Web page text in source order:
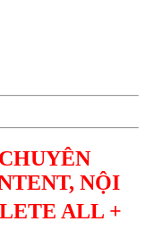
NỘI
ALL +